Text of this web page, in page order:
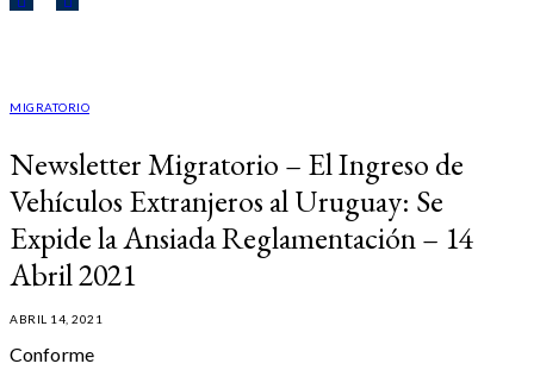
MIGRATORIO
Newsletter Migratorio – El Ingreso de
Vehículos Extranjeros al Uruguay: Se
Expide la Ansiada Reglamentación – 14
Abril 2021
ABRIL 14, 2021
Conforme